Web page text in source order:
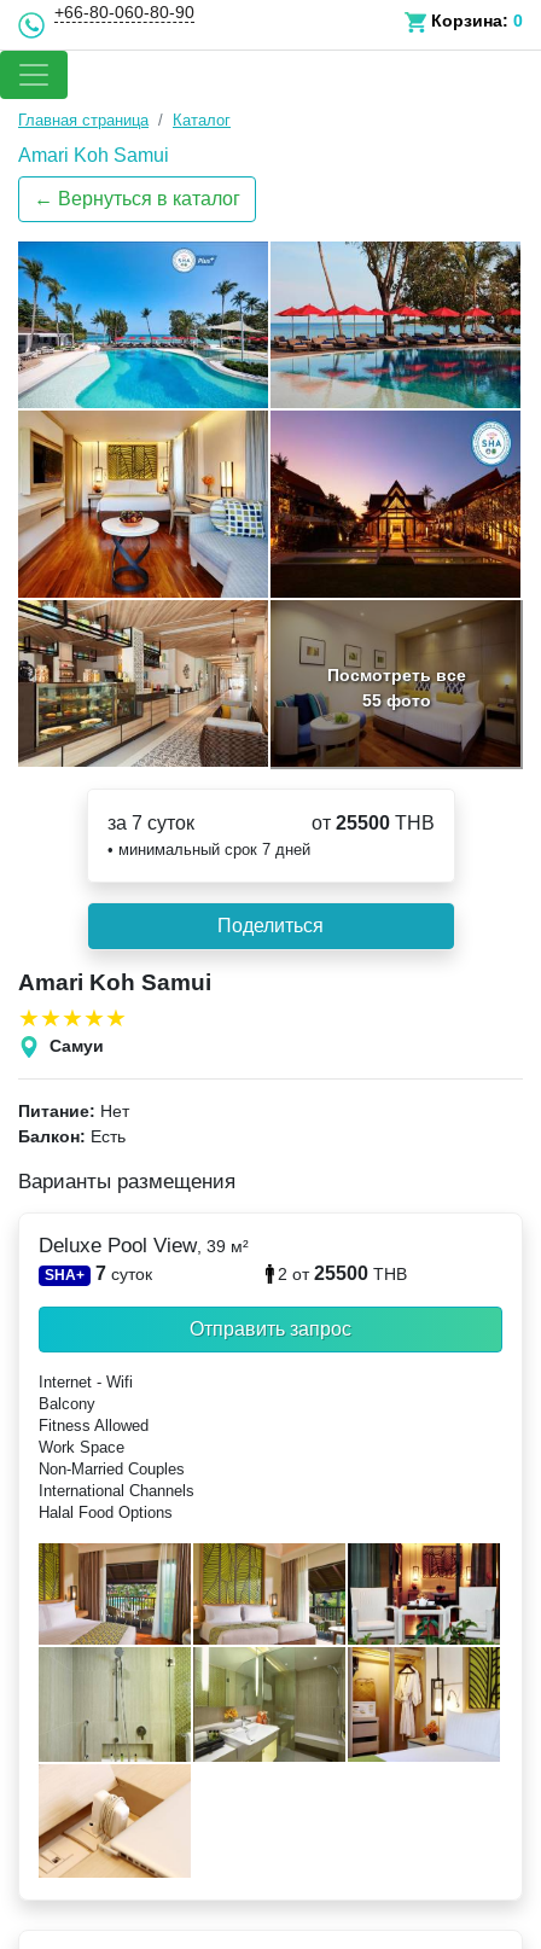
+66-80-060-80-90 Корзина: 0
Главная страница Каталог
Amari Koh Samui
← Вернуться в каталог
Посмотреть все
55 фото
за 7 суток от 25500 THB
• минимальный срок 7 дней
Amari Koh Samui
Самуи
Питание: Нет
Балкон: Есть
Варианты размещения
Deluxe Pool View, 39 м²
SHA+ 7 суток 2 от 25500 THB
Отправить запрос
Internet - Wifi
Balcony
Fitness Allowed
Work Space
Non-Married Couples
International Channels
Halal Food Options